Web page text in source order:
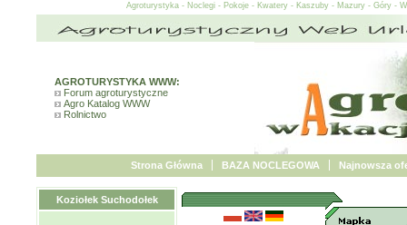
Agroturystyka - Noclegi - Pokoje - Kwatery - Kaszuby - Mazury - Góry -
AGROTURYSTYKA WWW:
Forum agroturystyczne
Agro Katalog WWW
Rolnictwo
Strona Główna BAZA NOCLEGOWA Najnowsza
Koziołek Suchodołek